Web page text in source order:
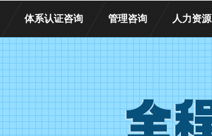
体系认证咨询 管理咨询 人力资源